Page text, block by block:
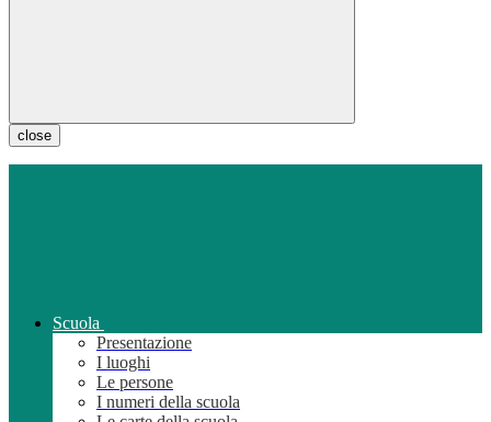
close
Scuola
Presentazione
I luoghi
Le persone
I numeri della scuola